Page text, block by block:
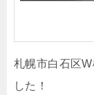
札幌市白石区
した！